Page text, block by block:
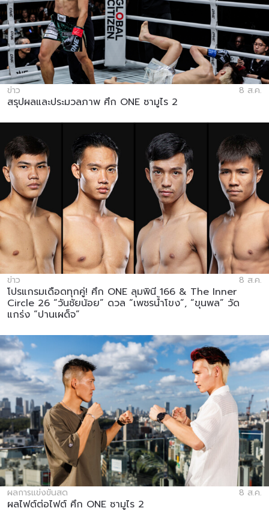
ข่าว 8 ส.ค.
สรุปผลและประมวลภาพ ศึก ONE ซามูไร 2
ข่าว 8 ส.ค.
โปรแกรมเดือดทุกคู่! ศึก ONE ลุมพินี 166 & The Inner
Circle 26 “วันชัยน้อย” ดวล “เพชรน้ำโขง”, “ขุนพล” วัด
แกร่ง “ปานเผด็จ”
ผลการแข่งขันสด 8 ส.ค.
ผลไฟต์ต่อไฟต์ ศึก ONE ซามูไร 2